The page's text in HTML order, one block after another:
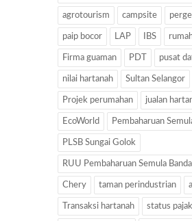
agrotourism campsite
paip bocor LAP IBS
Firma guaman PDT pusat
nilai hartanah Sultan Selangor
Projek perumahan jualan
EcoWorld Pembaharuan
PLSB Sungai Golok
RUU Pembaharuan Semula
Chery taman perindustrian
Transaksi hartanah status